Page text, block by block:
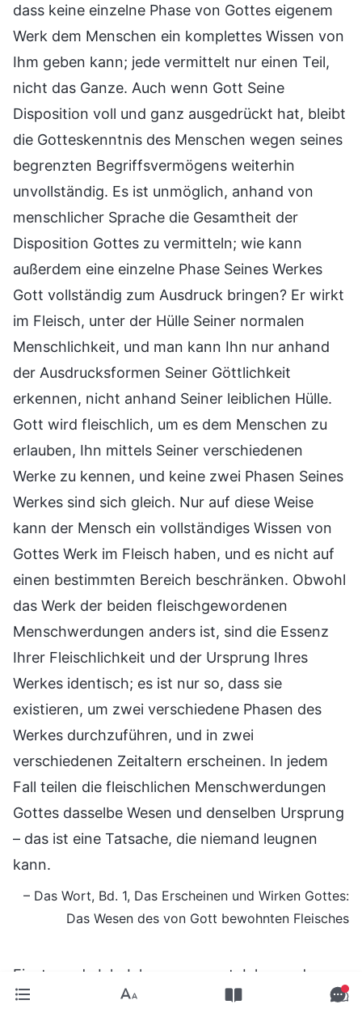
dass keine einzelne Phase von Gottes eigenem
Werk dem Menschen ein komplettes Wissen von
Ihm geben kann; jede vermittelt nur einen Teil,
nicht das Ganze. Auch wenn Gott Seine
Disposition voll und ganz ausgedrückt hat, bleibt
die Gotteskenntnis des Menschen wegen seines
begrenzten Begriffsvermögens weiterhin
unvollständig. Es ist unmöglich, anhand von
menschlicher Sprache die Gesamtheit der
Disposition Gottes zu vermitteln; wie kann
außerdem eine einzelne Phase Seines Werkes
Gott vollständig zum Ausdruck bringen? Er wirkt
im Fleisch, unter der Hülle Seiner normalen
Menschlichkeit, und man kann Ihn nur anhand
der Ausdrucksformen Seiner Göttlichkeit
erkennen, nicht anhand Seiner leiblichen Hülle.
Gott wird fleischlich, um es dem Menschen zu
erlauben, Ihn mittels Seiner verschiedenen
Werke zu kennen, und keine zwei Phasen Seines
Werkes sind sich gleich. Nur auf diese Weise
kann der Mensch ein vollständiges Wissen von
Gottes Werk im Fleisch haben, und es nicht auf
einen bestimmten Bereich beschränken. Obwohl
das Werk der beiden fleischgewordenen
Menschwerdungen anders ist, sind die Essenz
Ihrer Fleischlichkeit und der Ursprung Ihres
Werkes identisch; es ist nur so, dass sie
existieren, um zwei verschiedene Phasen des
Werkes durchzuführen, und in zwei
verschiedenen Zeitaltern erscheinen. In jedem
Fall teilen die fleischlichen Menschwerdungen
Gottes dasselbe Wesen und denselben Ursprung
– das ist eine Tatsache, die niemand leugnen
kann.
– Das Wort, Bd. 1, Das Erscheinen und Wirken Gottes:
Das Wesen des von Gott bewohnten Fleisches
Einst wurde Ich Jehova genannt; Ich war den
Menschen auch einst als der Messias bekannt,